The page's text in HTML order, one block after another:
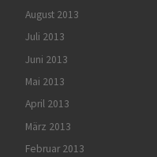
August 2013
Juli 2013
Juni 2013
Mai 2013
April 2013
März 2013
Februar 2013